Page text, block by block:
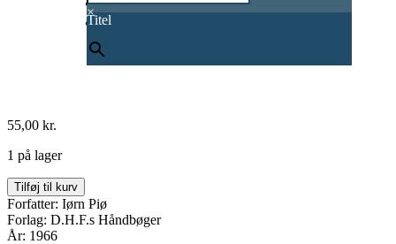
×
Titel
0
55,00 kr.
1 på lager
Folkeminder
og
traditionsforskning
antal
Tilføj til kurv
Forfatter: Iørn Piø
Forlag: D.H.F.s Håndbøger
År: 1966